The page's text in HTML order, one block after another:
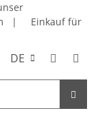
|
Einkauf für
DE